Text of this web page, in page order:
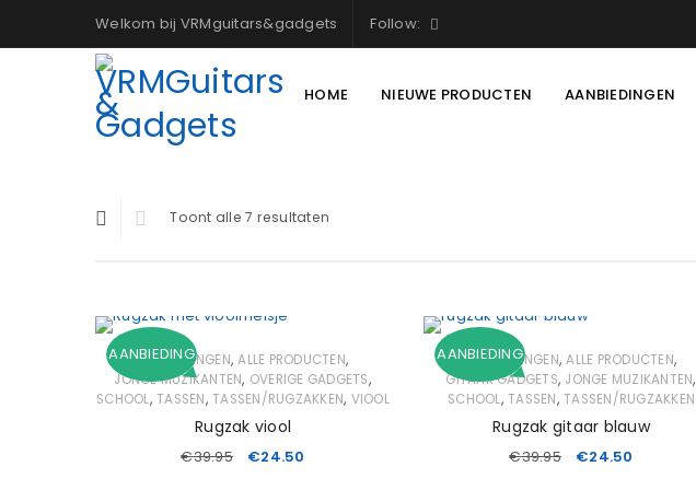
Welkom bij VRMguitars&gadgets Follow:
HOME NIEUWE PRODUCTEN AANBIEDINGEN
Toont alle 7 resultaten
AANBIEDING
AANBIEDINGEN,ALLE PRODUCTEN,
JONGE MUZIKANTEN, OVERIGE GADGETS,
SCHOOL,TASSEN,TASSEN/RUGZAKKEN, VIOOL
Rugzak viool
€39.95 €24.50
AANBIEDING
AANBIEDINGEN,ALLE PRODUCTEN,
GITAAR GADGETS, JONGE MUZIKANTEN,
SCHOOL, TASSEN, TASSEN/RUGZAKKEN
Rugzak gitaar blauw
€39.95 €24.50